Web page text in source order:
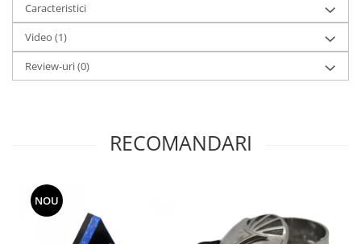
Caracteristici
Video (1)
Review-uri(0)
RECOMANDARI
NOU